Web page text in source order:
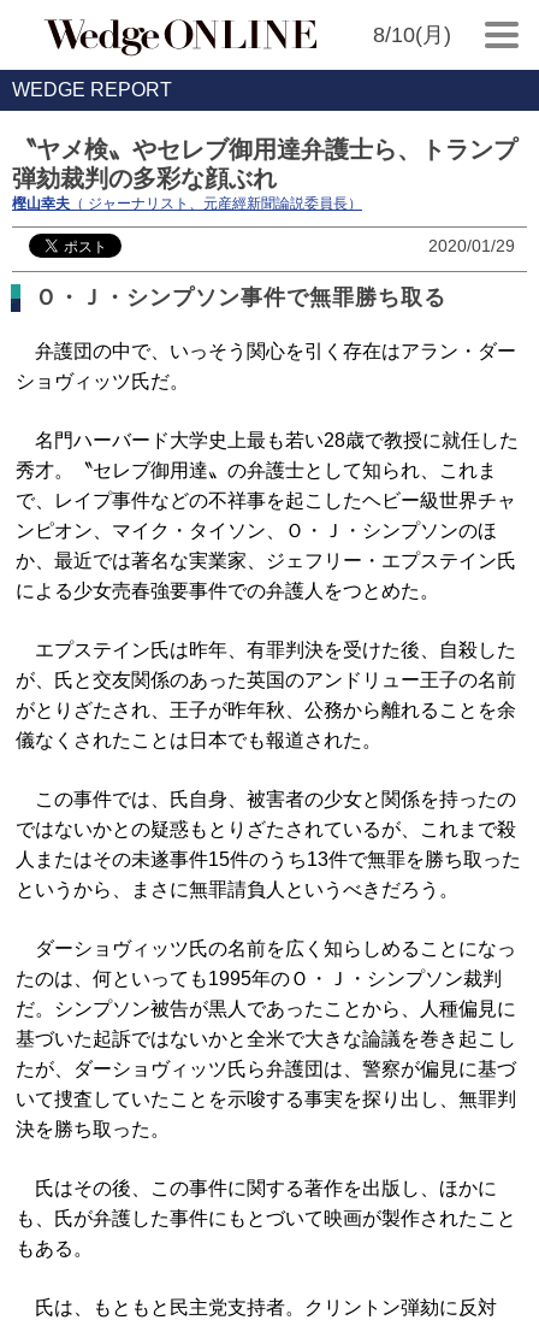
8/10(月)
WEDGE REPORT
〝ヤメ検〟やセレブ御用達弁護士ら、トランプ
弾劾裁判の多彩な顔ぶれ
樫山幸夫 （ ジャーナリスト、元産經新聞論説委員長）
2020/01/29
Ｏ・Ｊ・シンプソン事件で無罪勝ち取る
弁護団の中で、いっそう関心を引く存在はアラン・ダー
ショヴィッツ氏だ。
名門ハーバード大学史上最も若い28歳で教授に就任した
秀才。〝セレブ御用達〟の弁護士として知られ、これま
で、レイプ事件などの不祥事を起こしたヘビー級世界チャ
ンピオン、マイク・タイソン、Ｏ・Ｊ・シンプソンのほ
か、最近では著名な実業家、ジェフリー・エプステイン氏
による少女売春強要事件での弁護人をつとめた。
エプステイン氏は昨年、有罪判決を受けた後、自殺した
が、氏と交友関係のあった英国のアンドリュー王子の名前
がとりざたされ、王子が昨年秋、公務から離れることを余
儀なくされたことは日本でも報道された。
この事件では、氏自身、被害者の少女と関係を持ったの
ではないかとの疑惑もとりざたされているが、これまで殺
人またはその未遂事件15件のうち13件で無罪を勝ち取った
というから、まさに無罪請負人というべきだろう。
ダーショヴィッツ氏の名前を広く知らしめることになっ
たのは、何といっても1995年のＯ・Ｊ・シンプソン裁判
だ。シンプソン被告が黒人であったことから、人種偏見に
基づいた起訴ではないかと全米で大きな論議を巻き起こし
たが、ダーショヴィッツ氏ら弁護団は、警察が偏見に基づ
いて捜査していたことを示唆する事実を探り出し、無罪判
決を勝ち取った。
氏はその後、この事件に関する著作を出版し、ほかに
も、氏が弁護した事件にもとづいて映画が製作されたこと
もある。
氏は、もともと民主党支持者。クリントン弾劾に反対